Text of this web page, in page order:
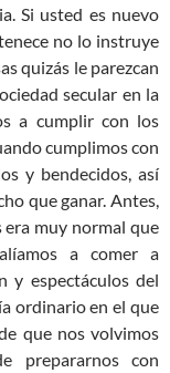
Si usted es nuevo
no lo instruye
quizás le parezcan
secular en la
a cumplir con los
cumplimos con
y bendecidos, así
que ganar. Antes,
muy normal que
a comer a
y espectáculos del
ordinario en el que
que nos volvimos
prepararnos con